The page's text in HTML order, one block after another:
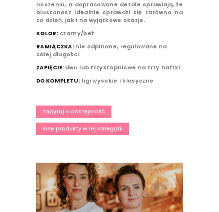
noszeniu, a dopracowane detale sprawiają, że
biustonosz idealnie sprawdzi się zarówno na
co dzień, jak i na wyjątkowe okazje.
KOLOR:czarny/beż
RAMIĄCZKA: nie odpinane, regulowane na
całej długości.
ZAPIĘCIE: dwu lub trzystopniowe na trzy haftki
DO KOMPLETU: figi wysokie i klasyczne
zapytaj o dostępność
inne produkty w tej kategorii